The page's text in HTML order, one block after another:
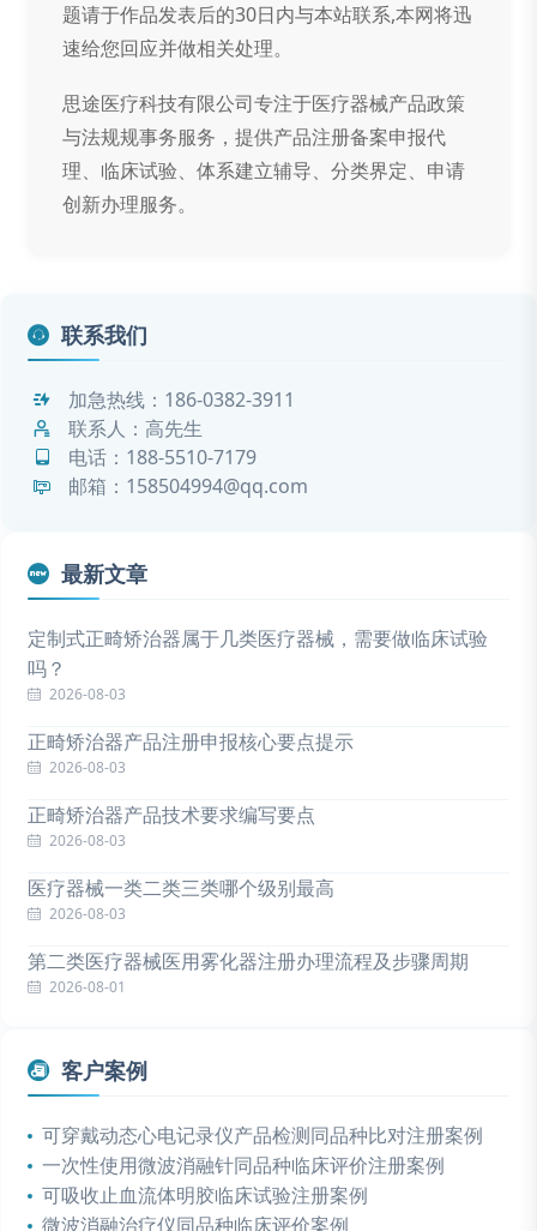
题请于作品发表后的30日内与本站联系,本网将迅
速给您回应并做相关处理。
思途医疗科技有限公司专注于医疗器械产品政策
与法规规事务服务，提供产品注册备案申报代
理、临床试验、体系建立辅导、分类界定、申请
创新办理服务。
联系我们
加急热线： 186-0382-3911
联系人：高先生
电话： 188-5510-7179
邮箱：158504994@qq.com
最新文章
定制式正畸矫治器属于几类医疗器械，需要做临床试验
吗？
2026-08-03
正畸矫治器产品注册申报核心要点提示
2026-08-03
正畸矫治器产品技术要求编写要点
2026-08-03
医疗器械一类二类三类哪个级别最高
2026-08-03
第二类医疗器械医用雾化器注册办理流程及步骤周期
2026-08-01
客户案例
可穿戴动态心电记录仪产品检测同品种比对注册案例
一次性使用微波消融针同品种临床评价注册案例
可吸收止血流体明胶临床试验注册案例
微波消融治疗仪同品种临床评价案例